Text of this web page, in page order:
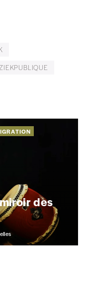
? Nous vous
des